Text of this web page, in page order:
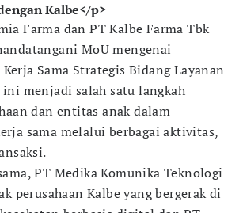
Kalbe</p>
Farma dan PT Kalbe Farma Tbk
MoU mengenai
Sama Strategis Bidang Layanan
ini menjadi salah satu langkah
dan entitas anak dalam
sama melalui berbagai aktivitas,
PT Medika Komunika Teknologi
perusahaan Kalbe yang bergerak di